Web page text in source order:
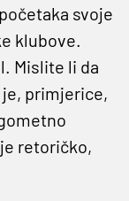
svoje
klubove.
Mislite li da
je, primjerice,
retoričko,